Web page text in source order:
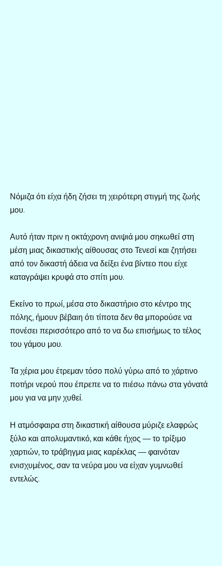
Νόμιζα ότι είχα ήδη ζήσει τη χειρότερη στιγμή της ζωής
μου.
Αυτό ήταν πριν η οκτάχρονη ανιψιά μου σηκωθεί στη
μέση μιας δικαστικής αίθουσας στο Τενεσί και ζητήσει
από τον δικαστή άδεια να δείξει ένα βίντεο που είχε
καταγράψει κρυφά στο σπίτι μου.
Εκείνο το πρωί, μέσα στο δικαστήριο στο κέντρο της
πόλης, ήμουν βέβαιη ότι τίποτα δεν θα μπορούσε να
πονέσει περισσότερο από το να δω επισήμως το τέλος
του γάμου μου.
Τα χέρια μου έτρεμαν τόσο πολύ γύρω από το χάρτινο
ποτήρι νερού που έπρεπε να το πιέσω πάνω στα γόνατά
μου για να μην χυθεί.
Η ατμόσφαιρα στη δικαστική αίθουσα μύριζε ελαφρώς
ξύλο και απολυμαντικό, και κάθε ήχος — το τρίξιμο
χαρτιών, το τράβηγμα μιας καρέκλας — φαινόταν
ενισχυμένος, σαν τα νεύρα μου να είχαν γυμνωθεί
εντελώς.